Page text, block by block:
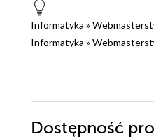
Informatyka »
Informatyka »
Dostępność